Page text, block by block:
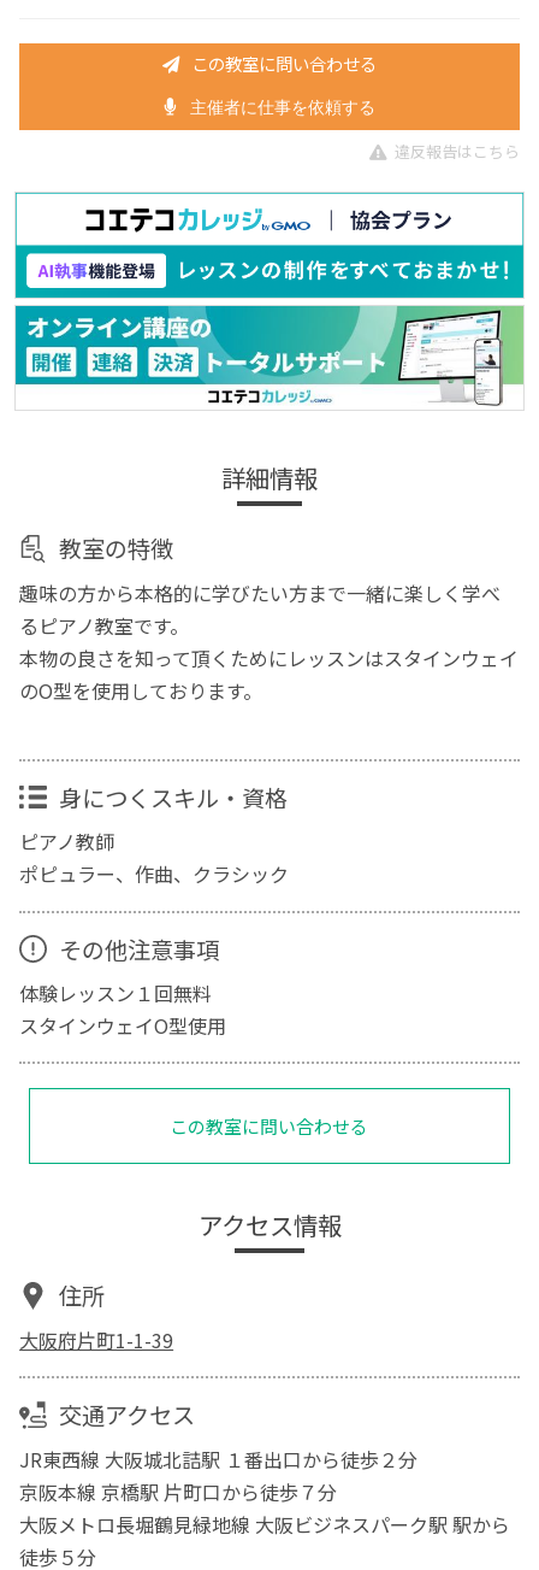
この教室に問い合わせる
主催者に仕事を依頼する
違反報告はこちら
詳細情報
教室の特徴
趣味の方から本格的に学びたい方まで一緒に楽しく学べ
るピアノ教室です。
本物の良さを知って頂くためにレッスンはスタインウェイ
のO型を使用しております。
身につくスキル・資格
ピアノ教師
ポピュラー、作曲、クラシック
その他注意事項
体験レッスン１回無料
スタインウェイO型使用
この教室に問い合わせる
アクセス情報
住所
大阪府片町1-1-39
交通アクセス
JR東西線 大阪城北詰駅 １番出口から徒歩２分
京阪本線 京橋駅 片町口から徒歩７分
大阪メトロ長堀鶴見緑地線 大阪ビジネスパーク駅 駅から
徒歩５分